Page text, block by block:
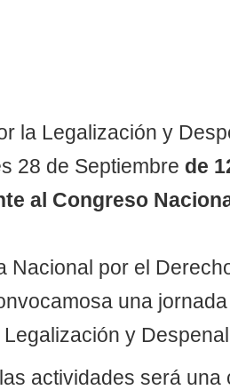
la Legalización y
28 de Septiembre de
al Congreso
Nacional por el
una
y
actividades será